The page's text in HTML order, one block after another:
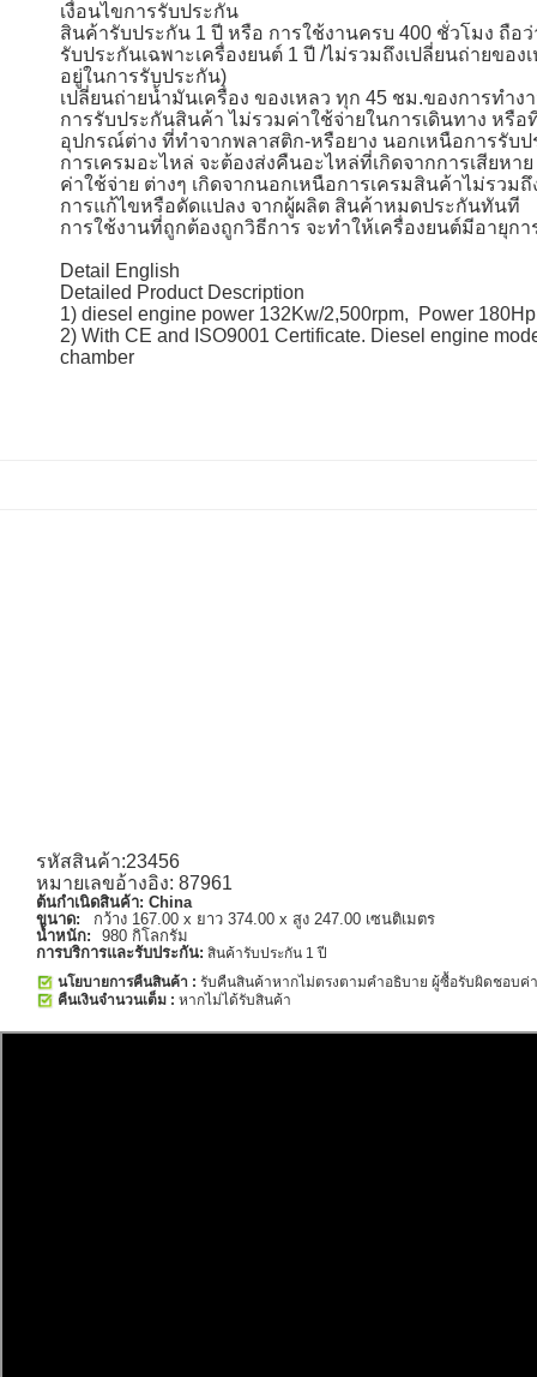
เงื่อนไขการรับประกัน
สินค้ารับประกัน 1 ปี หรือ การใช้งานครบ 400 ชั่วโมง ถื
รับประกันเฉพาะเครื่องยนต์ 1 ปี /ไม่รวมถึงเปลี่ยนถ่ายขอ
อยู่ในการรับประกัน)
เปลี่ยนถ่ายน้ำมันเครื่อง ของเหลว ทุก 45 ชม.ของการทำง
การรับประกันสินค้า ไม่รวมค่าใช้จ่ายในการเดินทาง หรือ
อุปกรณ์ต่าง ที่ทำจากพลาสติก-หรือยาง นอกเหนือการรับป
การเครมอะไหล่ จะต้องส่งคืนอะไหล่ที่เกิดจากการเสียห
ค่าใช้จ่าย ต่างๆ เกิดจากนอกเหนือการเครมสินค้าไม่รวม
การแก้ไขหรือดัดแปลง จากผู้ผลิต สินค้าหมดประกันทันที
การใช้งานที่ถูกต้องถูกวิธีการ จะทำให้เครื่องยนต์มีอายุก
Detail English
Detailed Product Description
1) diesel engine power 132Kw/2,500rpm, Power 180Hp
2) With CE and ISO9001 Certificate. Diesel engine
chamber
รหัสสินค้า:23456
หมายเลขอ้างอิง: 87961
ต้นกำเนิดสินค้า: China
ขนาด:
กว้าง 167.00 x ยาว 374.00 x สูง 247.00 เซนติเมตร
น้ำหนัก:
980 กิโลกรัม
การบริการและรับประกัน: สินค้ารับประกัน 1 ปี
นโยบายการคืนสินค้า : รับคืนสินค้าหากไม่ตรงตามคำอธิบาย ผู้ซื้อรับผิดชอบค่
คืนเงินจำนวนเต็ม : หากไม่ได้รับสินค้า